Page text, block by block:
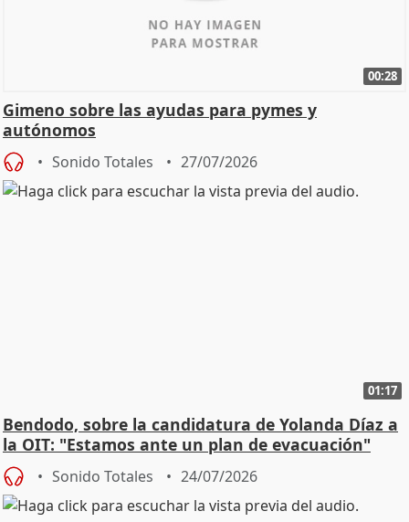
00:28
Gimeno sobre las ayudas para pymes y
autónomos
Sonido Totales 27/07/2026
01:17
Bendodo, sobre la candidatura de Yolanda Díaz a
la OIT: "Estamos ante un plan de evacuación"
Sonido Totales 24/07/2026